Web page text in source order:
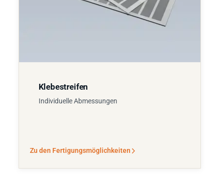
Klebestreifen
Individuelle Abmessungen
Zu den Fertigungsmöglichkeiten